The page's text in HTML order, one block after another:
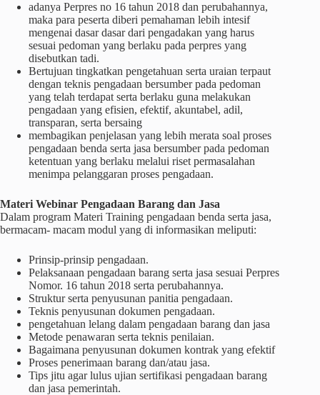
adanya Perpres no 16 tahun 2018 dan perubahannya,
maka para peserta diberi pemahaman lebih intesif
mengenai dasar dasar dari pengadakan yang harus
sesuai pedoman yang berlaku pada perpres yang
disebutkan tadi.
Bertujuan tingkatkan pengetahuan serta uraian terpaut
dengan teknis pengadaan bersumber pada pedoman
yang telah terdapat serta berlaku guna melakukan
pengadaan yang efisien, efektif, akuntabel, adil,
transparan, serta bersaing
membagikan penjelasan yang lebih merata soal proses
pengadaan benda serta jasa bersumber pada pedoman
ketentuan yang berlaku melalui riset permasalahan
menimpa pelanggaran proses pengadaan.
Materi Webinar Pengadaan Barang dan Jasa
Dalam program Materi Training pengadaan benda serta jasa,
bermacam- macam modul yang di informasikan meliputi:
Prinsip-prinsip pengadaan.
Pelaksanaan pengadaan barang serta jasa sesuai Perpres
Nomor. 16 tahun 2018 serta perubahannya.
Struktur serta penyusunan panitia pengadaan.
Teknis penyusunan dokumen pengadaan.
pengetahuan lelang dalam pengadaan barang dan jasa
Metode penawaran serta teknis penilaian.
Bagaimana penyusunan dokumen kontrak yang efektif
Proses penerimaan barang dan/atau jasa.
Tips jitu agar lulus ujian sertifikasi pengadaan barang
dan jasa pemerintah.